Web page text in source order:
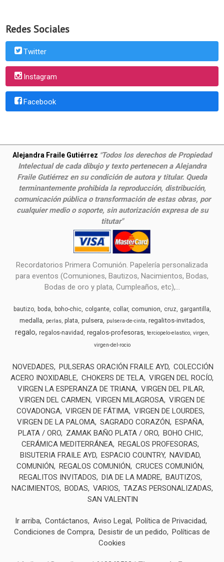
Redes Sociales
Twitter
Instagram
Facebook
Alejandra Fraile Gutiérrez "Todos los derechos de Propiedad
Intelectual de cada dibujo y texto pertenecen a Alejandra
Fraile Gutiérrez en su condición de autora y titular. Queda
terminantemente prohibida la reproducción, distribución,
comunicación pública o transformación de estas obras, por
cualquier medio o soporte, sin autorización expresa de su
titutar"
Recordatorios Primera Comunión. Papelería personalizada
para eventos (Comuniones, Bautizos, Nacimientos, Bodas,
Bodas de oro y plata, Cumpleaños, etc),...
bautizo boda boho-chic colgante collar comunion cruz gargantilla
medalla perlas plata pulsera pulsera-de-cinta regalitos-invitados
regalo regalos-navidad regalos-profesoras terciopelo-elastico virgen
virgen-del-rocio
NOVEDADES PULSERAS ORACIÓN FRAILE AYD COLECCIÓN
ACERO INOXIDABLE CHOKERS DE TELA VIRGEN DEL ROCÍO
VIRGEN LA ESPERANZA DE TRIANA VIRGEN DEL PILAR
VIRGEN DEL CARMEN
VIRGEN MILAGROSA VIRGEN DE
COVADONGA VIRGEN DE FÁTIMA VIRGEN DE LOURDES
VIRGEN DE LA PALOMA SAGRADO CORAZÓN
ESPAÑA
PLATA / ORO
ZAMAK BAÑO PLATA / ORO BOHO CHIC
CERÁMICA MEDITERRÁNEA REGALOS PROFESORAS
BISUTERIA FRAILE AYD ESPACIO COUNTRY NAVIDAD
COMUNIÓN
REGALOS COMUNIÓN
CRUCES COMUNIÓN
REGALITOS INVITADOS
DIA DE LA MADRE BAUTIZOS
NACIMIENTOS
BODAS VARIOS
TAZAS PERSONALIZADAS
SAN VALENTIN
Ir arriba Contáctanos Aviso Legal
Política de Privacidad
Condiciones de Compra Desistir de un pedido
Políticas de
Cookies